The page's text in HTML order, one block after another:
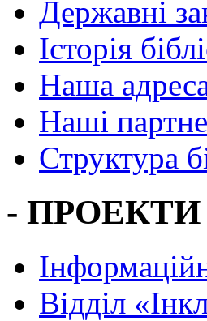
Державні
Історія
Наша
Наші
Структура
- ПРОЕКТИ
Вiддiл